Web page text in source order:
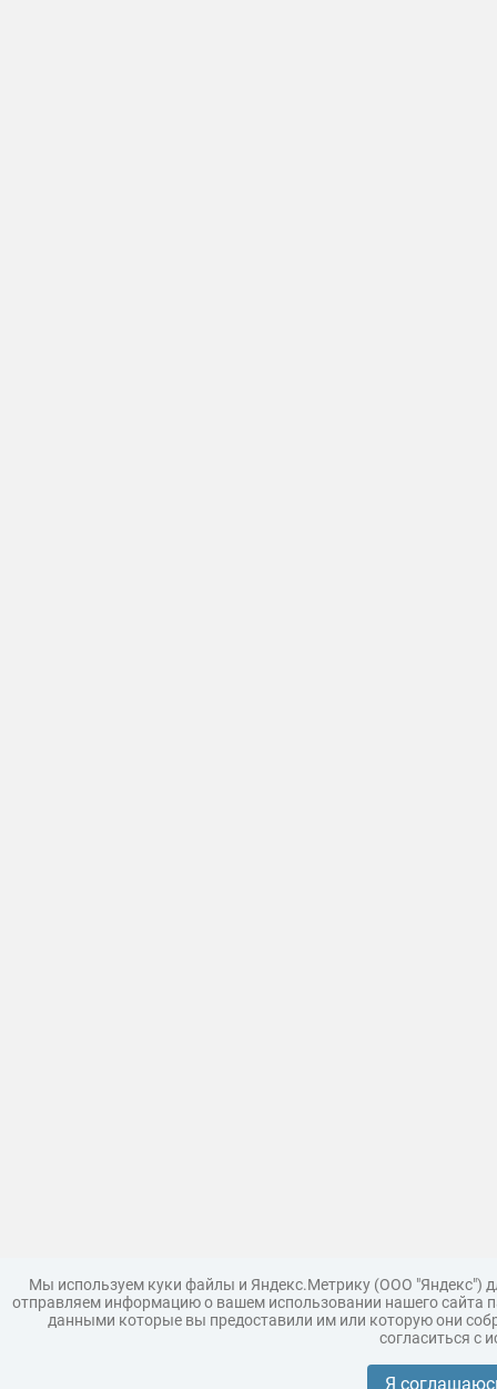
Поддержка
Царь 3D
Мы используем куки файлы и Яндекс.Метрику (ООО "Яндекс")
отправляем информацию о вашем использовании нашего сайта
данными которые вы предоставили им или которую они
согласиться с
Я